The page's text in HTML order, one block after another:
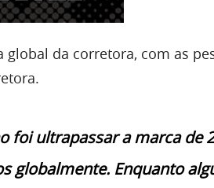
global da corretora, com as
foi ultrapassar a marca de
globalmente. Enquanto